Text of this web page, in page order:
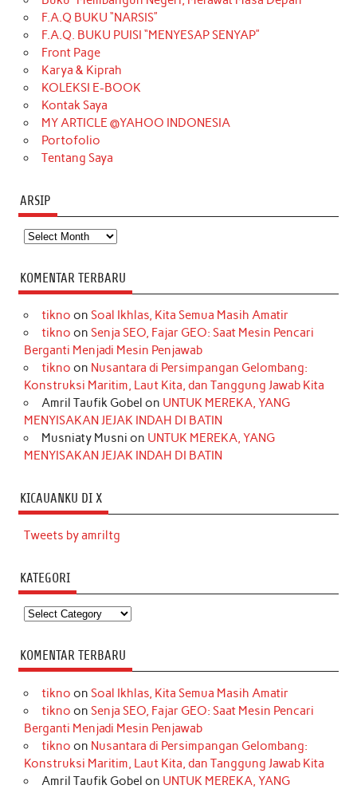
b
o
o
k
a
g
r
a
m
o
k
e
r
e
d
t
e
u
b
F.A.Q BUKU “NARSIS”
F.A.Q. BUKU PUISI “MENYESAP SENYAP”
Front Page
Karya & Kiprah
KOLEKSI E-BOOK
Kontak Saya
MY ARTICLE @YAHOO INDONESIA
Portofolio
Tentang Saya
ARSIP
Arsip
KOMENTAR TERBARU
tikno on Soal Ikhlas, Kita Semua Masih Amatir
tikno on Senja SEO, Fajar GEO: Saat Mesin Pencari
Berganti Menjadi Mesin Penjawab
tikno on Nusantara di Persimpangan Gelombang:
Konstruksi Maritim, Laut Kita, dan Tanggung Jawab Kita
Amril Taufik Gobel on UNTUK MEREKA, YANG
MENYISAKAN JEJAK INDAH DI BATIN
Musniaty Musni on UNTUK MEREKA, YANG
MENYISAKAN JEJAK INDAH DI BATIN
KICAUANKU DI X
Tweets by amriltg
KATEGORI
Kategori
KOMENTAR TERBARU
tikno on Soal Ikhlas, Kita Semua Masih Amatir
tikno on Senja SEO, Fajar GEO: Saat Mesin Pencari
Berganti Menjadi Mesin Penjawab
tikno on Nusantara di Persimpangan Gelombang:
Konstruksi Maritim, Laut Kita, dan Tanggung Jawab Kita
Amril Taufik Gobel on UNTUK MEREKA, YANG